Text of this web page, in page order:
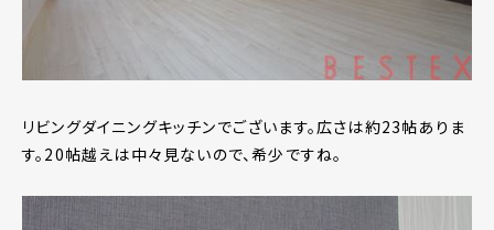
リビングダイニングキッチンでございます。広さは約23帖ありま
す。20帖越えは中々見ないので、希少ですね。